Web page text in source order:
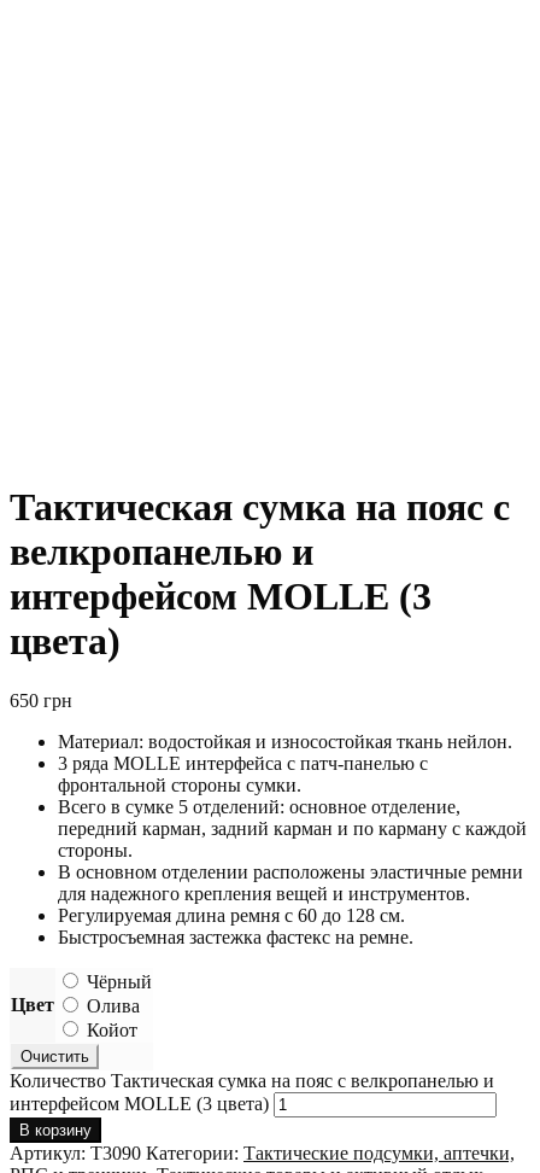
Тактическая сумка на пояс с
велкропанелью и
интерфейсом MOLLE (3
цвета)
650 грн
Материал: водостойкая и износостойкая ткань нейлон.
3 ряда MOLLE интерфейса с патч-панелью с
фронтальной стороны сумки.
Всего в сумке 5 отделений: основное отделение,
передний карман, задний карман и по карману с каждой
стороны.
В основном отделении расположены эластичные ремни
для надежного крепления вещей и инструментов.
Регулируемая длина ремня с 60 до 128 см.
Быстросъемная застежка фастекс на ремне.
Цвет
Чёрный
Олива
Койот
Очистить
Количество Тактическая сумка на пояс с велкропанелью и
интерфейсом MOLLE (3 цвета)
В корзину
Артикул: T3090 Категории: Тактические подсумки, аптечки,